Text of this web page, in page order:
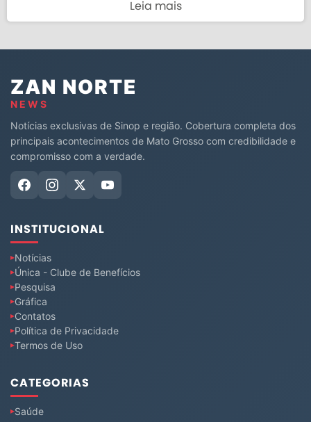
Leia mais
ZAN NORTE
NEWS
Notícias exclusivas de Sinop e região. Cobertura completa dos
principais acontecimentos de Mato Grosso com credibilidade e
compromisso com a verdade.
INSTITUCIONAL
Notícias
Única - Clube de Benefícios
Pesquisa
Gráfica
Contatos
Política de Privacidade
Termos de Uso
CATEGORIAS
Saúde